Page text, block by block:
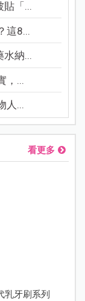
貼「...
這8...
水納...
，...
人...
看更多
乳牙刷系列